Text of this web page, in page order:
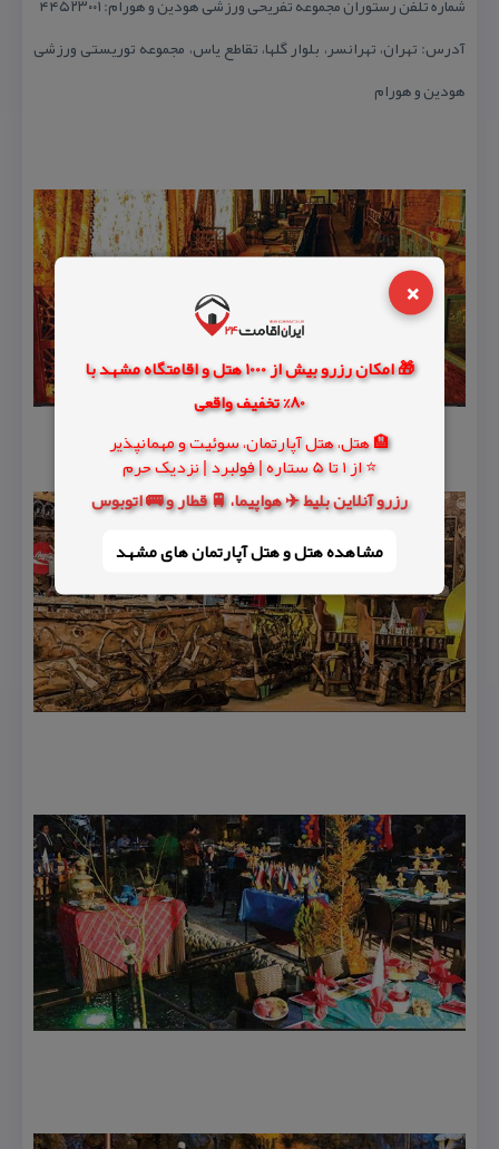
×
🎁 امکان رزرو بیش از 1000 هتل و اقامتگاه مشهد با
80% تخفیف واقعی
🏨 هتل، هتل آپارتمان، سوئیت و مهمانپذیر
⭐ از 1 تا 5 ستاره | فولبرد | نزدیک حرم
رزرو آنلاین بلیط ✈️ هواپیما، 🚆 قطار و 🚌 اتوبوس
مشاهده هتل و هتل‌ آپارتمان های مشهد
آدرس: تهران، تهرانسر، بلوار گلها، تقاطع یاس، مجموعه توریستی ورزشی
هودین و هورام